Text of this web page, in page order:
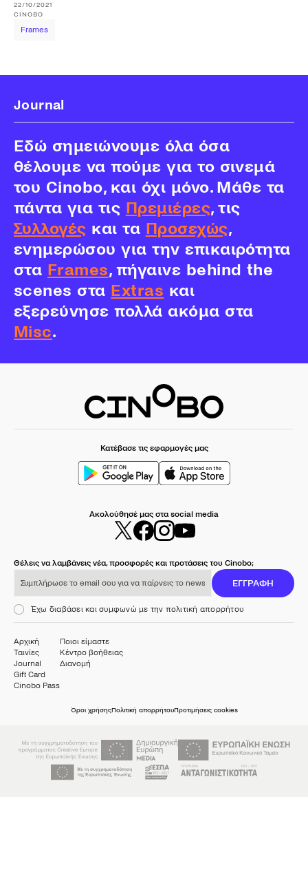
22/10/2021
CINOBO
Frames
Journal
Εδώ σημειώνουμε όλα όσα
θέλουμε να πούμε για το σινεμά
του Cinobo, και όχι μόνο. Μάθε τα
πάντα για τις Πρεμιέρες, τις
Συλλογές και τα Προσεχώς,
ενημερώσου για την επικαιρότητα
στα Frames, πήγαινε behind the
scenes στα Extras και
εξερεύνησε πολλά ακόμα στα
Misc.
Κατέβασε τις εφαρμογές μας
Ακολούθησέ μας στα social media
Θέλεις να λαμβάνεις νέα, προσφορές και προτάσεις του Cinobo;
ΕΓΓΡΑΦΗ
Έχω διαβάσει και συμφωνώ με την πολιτική απορρήτου
Αρχική
Ταινίες
Journal
Gift Card
Cinobo Pass
Ποιοι είμαστε
Κέντρο βοήθειας
Διανομή
Όροι χρήσηςΠολιτική απορρήτουΠροτιμήσεις cookies